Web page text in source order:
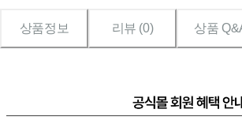
상품정보 리뷰 (0) 상품